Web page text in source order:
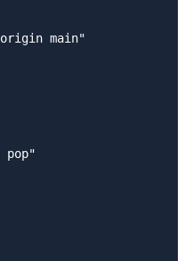
main"
pop"